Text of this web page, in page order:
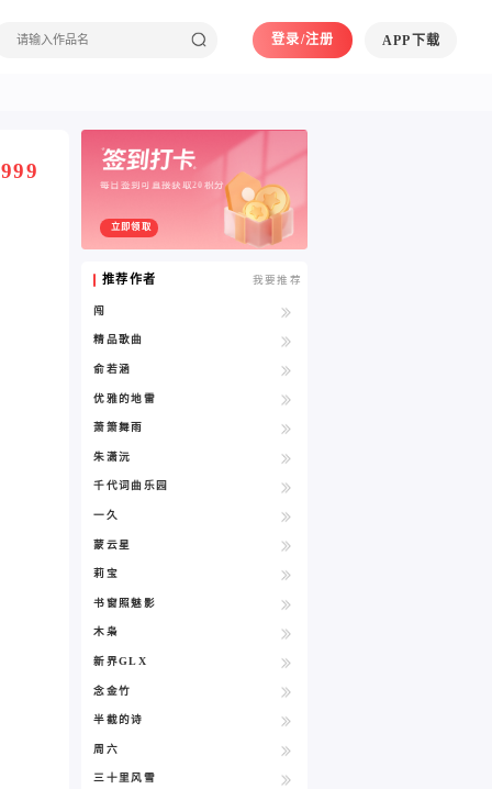
登录/注册 APP下载
每日签到可直接获取20积分
立即领取
推荐作者 我要推荐
闯
精品歌曲
俞若涵
优雅的地雷
萧箫舞雨
朱潇沅
千代词曲乐园
一久
蒙云星
莉宝
书窗照魅影
木枭
新界GLX
念金竹
半截的诗
周六
三十里风雪